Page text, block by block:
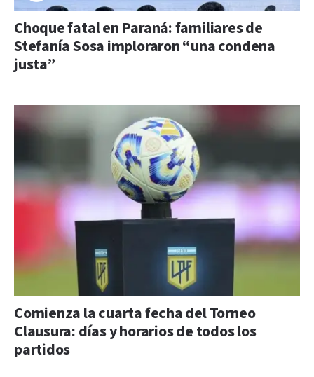
Choque fatal en Paraná: familiares de
Stefanía Sosa imploraron “una condena
justa”
Comienza la cuarta fecha del Torneo
Clausura: días y horarios de todos los
partidos